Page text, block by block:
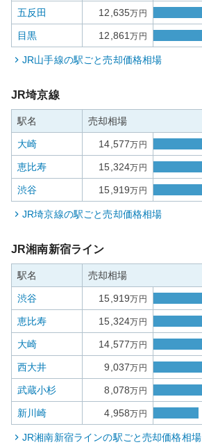
五反田 12,635万円
目黒 12,861万円
JR山手線の駅ごと売却価格相場
JR埼京線
駅名 売却相場
大崎 14,577万円
恵比寿 15,324万円
渋谷 15,919万円
JR埼京線の駅ごと売却価格相場
JR湘南新宿ライン
駅名 売却相場
渋谷 15,919万円
恵比寿 15,324万円
大崎 14,577万円
西大井 9,037万円
武蔵小杉 8,078万円
新川崎 4,958万円
JR湘南新宿ラインの駅ごと売却価格相場